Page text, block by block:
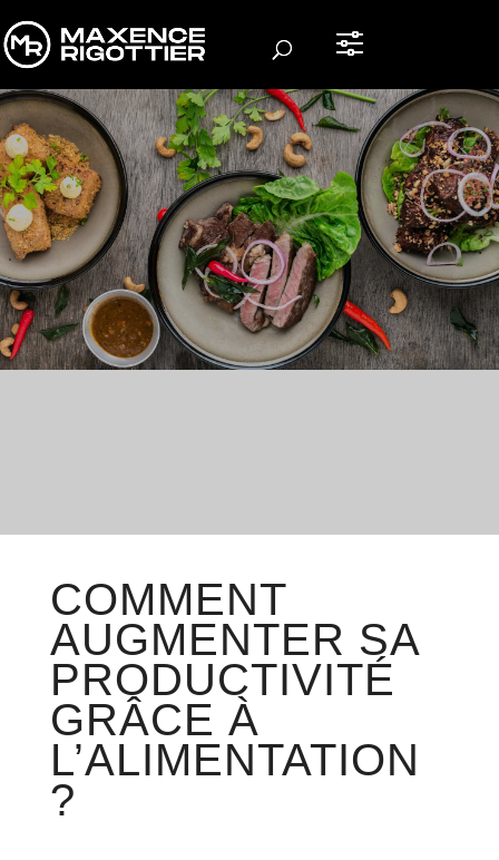
COMMENT
AUGMENTER SA
PRODUCTIVITÉ
GRÂCE À
L’ALIMENTATION
?